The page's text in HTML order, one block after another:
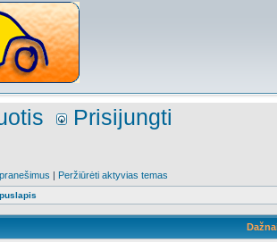
Prisijungti
| Peržiūrėti aktyvias temas